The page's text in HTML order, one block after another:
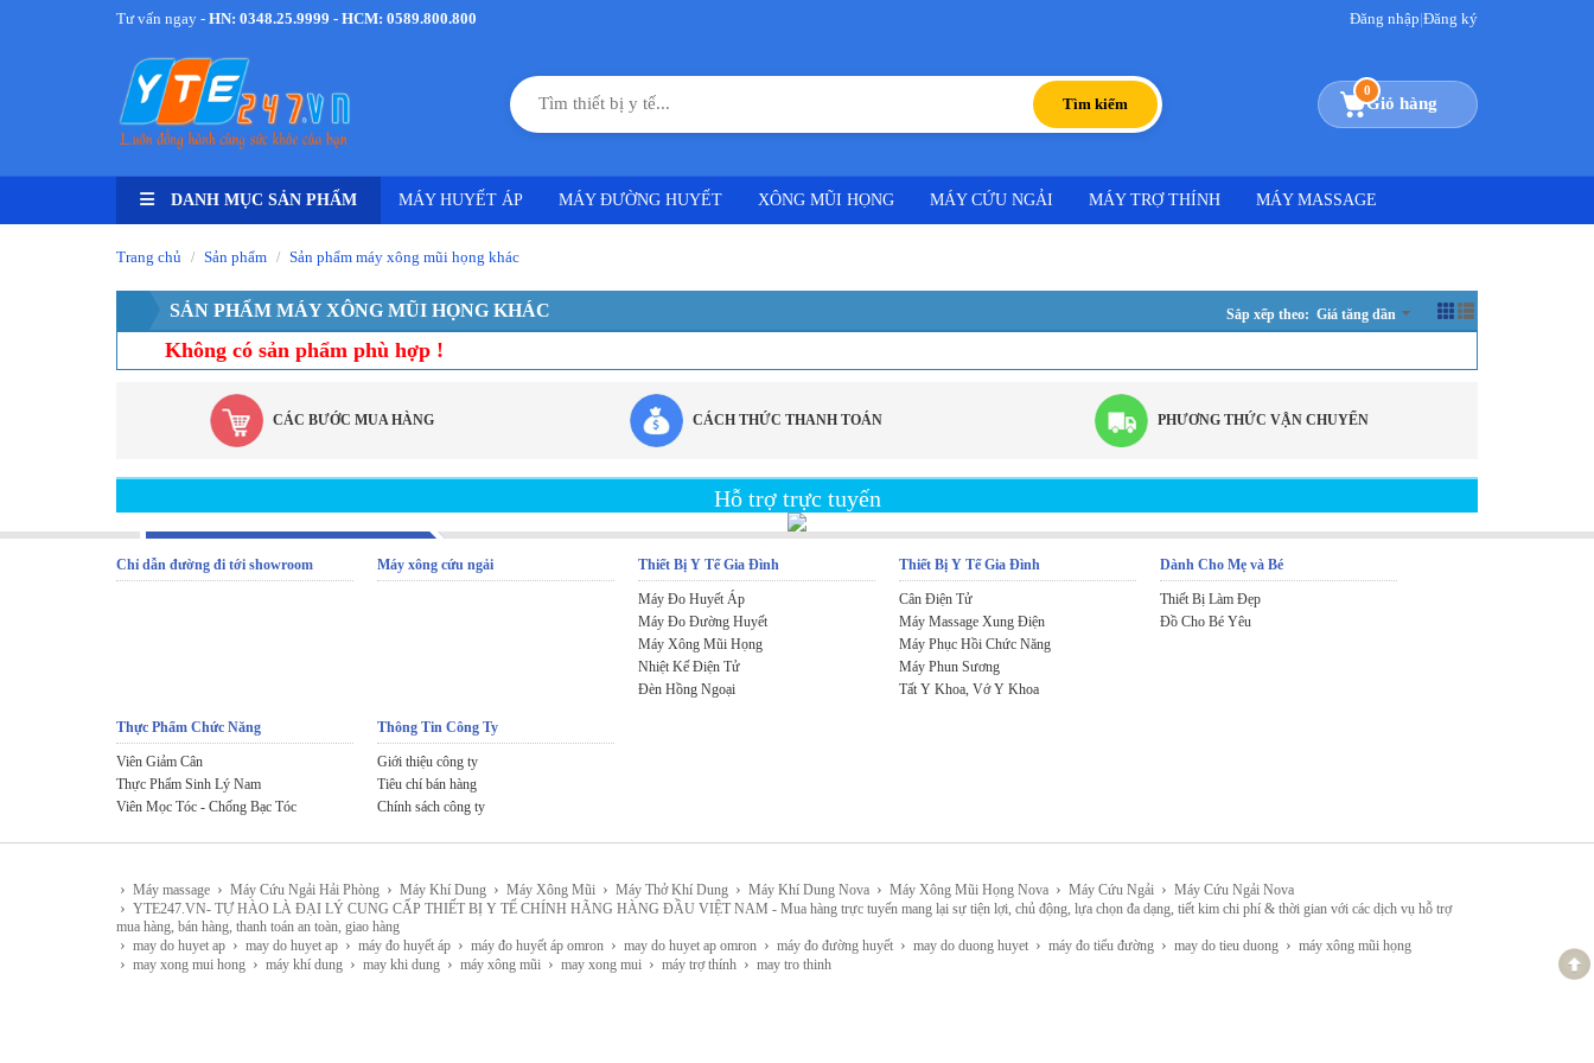
Tư vấn ngay - HN: 0348.25.9999 - HCM: 0589.800.800 Đăng nhập|Đăng ký
Tìm kiếm
0
Giỏ hàng
DANH MỤC SẢN PHẨM MÁY HUYẾT ÁP MÁY ĐƯỜNG HUYẾT XÔNG MŨI HỌNG MÁY CỨU NGẢI MÁY TRỢ THÍNH MÁY MASSAGE
Trang chủ / Sản phẩm / Sản phẩm máy xông mũi họng khác
SẢN PHẨM MÁY XÔNG MŨI HỌNG KHÁC Sắp xếp theo: Giá tăng dần
Không có sản phẩm phù hợp !
CÁC BƯỚC MUA HÀNG CÁCH THỨC THANH TOÁN PHƯƠNG THỨC VẬN CHUYỂN
Hỗ trợ trực tuyến
Chỉ dẫn đường đi tới showroom Máy xông cứu ngải Thiết Bị Y Tế Gia Đình
Máy Đo Huyết Áp
Máy Đo Đường Huyết
Máy Xông Mũi Họng
Nhiệt Kế Điện Tử
Đèn Hồng Ngoại
Thiết Bị Y Tế Gia Đình
Cân Điện Tử
Máy Massage Xung Điện
Máy Phục Hồi Chức Năng
Máy Phun Sương
Tất Y Khoa, Vớ Y Khoa
Dành Cho Mẹ và Bé
Thiết Bị Làm Đẹp
Đồ Cho Bé Yêu
Thực Phẩm Chức Năng
Viên Giảm Cân
Thực Phẩm Sinh Lý Nam
Viên Mọc Tóc - Chống Bạc Tóc
Thông Tin Công Ty
Giới thiệu công ty
Tiêu chí bán hàng
Chính sách công ty
› Máy massage › Máy Cứu Ngải Hải Phòng › Máy Khí Dung › Máy Xông Mũi › Máy Thở Khí Dung › Máy Khí Dung Nova › Máy Xông Mũi Họng Nova › Máy Cứu Ngải › Máy Cứu Ngải Nova
› YTE247.VN- TỰ HÀO LÀ ĐẠI LÝ CUNG CẤP THIẾT BỊ Y TẾ CHÍNH HÃNG HÀNG ĐẦU VIỆT NAM - Mua hàng trực tuyến mang lại sự tiện lợi, chủ động, lựa chọn đa dạng, tiết kim chi phí & thời gian với các dịch vụ hỗ trợ
mua hàng, bán hàng, thanh toán an toàn, giao hàng
› may do huyet ap › may do huyet ap › máy đo huyết áp › máy đo huyết áp omron › may do huyet ap omron › máy đo đường huyết › may do duong huyet › máy đo tiểu đường › may do tieu duong › máy xông mũi họng
› may xong mui hong › máy khí dung › may khi dung › máy xông mũi › may xong mui › máy trợ thính › may tro thinh